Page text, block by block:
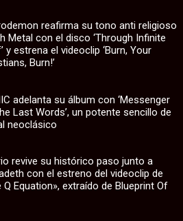
reafirma su tono anti religioso
Metal con el disco ‘Through Infinite
y estrena el videoclip ‘Burn, Your
Burn!’
adelanta su álbum con ‘Messenger
Last Words’, un potente sencillo de
neoclásico
revive su histórico paso junto a
con el estreno del videoclip de
Q Equation», extraído de Blueprint Of